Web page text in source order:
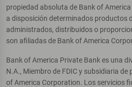
propiedad absoluta de Bank of
a disposición determinados productos
administrados, distribuidos o
son afiliadas de Bank of America
Bank of America Private Bank es una
N.A., Miembro de FDIC y subsidiaria
of America Corporation. Los servicios